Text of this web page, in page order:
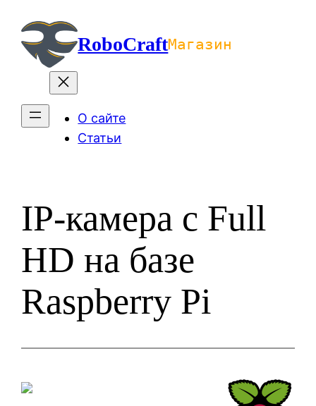
содержимомуRoboCraftМагазин
О сайте
Статьи
IP-камера с Full
HD на базе
Raspberry Pi